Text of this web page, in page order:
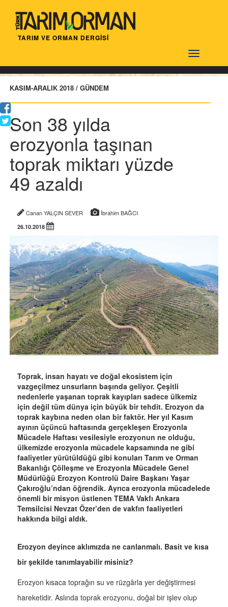
TARIM VE ORMAN DERGİSİ
Türktarım
KASIM-ARALIK 2018 / GÜNDEM
Son 38 yılda
erozyonla taşınan
toprak miktarı yüzde
49 azaldı
Canan YALÇIN SEVER İbrahim BAĞCI
26.10.2018
Toprak, insan hayatı ve doğal ekosistem için
vazgeçilmez unsurların başında geliyor. Çeşitli
nedenlerle yaşanan toprak kayıpları sadece ülkemiz
için değil tüm dünya için büyük bir tehdit. Erozyon da
toprak kaybına neden olan bir faktör. Her yıl Kasım
ayının üçüncü haftasında gerçekleşen Erozyonla
Mücadele Haftası vesilesiyle erozyonun ne olduğu,
ülkemizde erozyonla mücadele kapsamında ne gibi
faaliyetler yürütüldüğü gibi konuları Tarım ve Orman
Bakanlığı Çölleşme ve Erozyonla Mücadele Genel
Müdürlüğü Erozyon Kontrolü Daire Başkanı Yaşar
Çakıroğlu’ndan öğrendik. Ayrıca erozyonla mücadelede
önemli bir misyon üstlenen TEMA Vakfı Ankara
Temsilcisi Nevzat Özer’den de vakfın faaliyetleri
hakkında bilgi aldık.
Erozyon deyince aklımızda ne canlanmalı. Basit ve kısa
bir şekilde tanımlayabilir misiniz?
Erozyon kısaca toprağın su ve rüzgârla yer değiştirmesi
hareketidir. Aslında toprak erozyonu, doğal bir işlev olup